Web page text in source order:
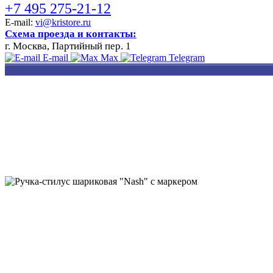
+7 495 275-21-12
E-mail: vi@kristore.ru
Схема проезда и контакты:
г. Москва, Партийный пер. 1
E-mail Max Telegram